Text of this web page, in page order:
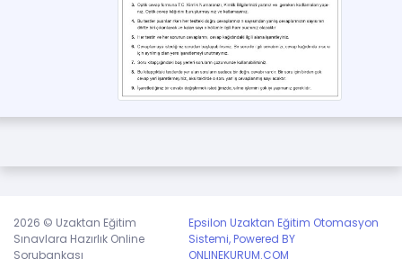
2026 © Uzaktan Eğitim
Sınavlara Hazırlık Online
Sorubankası
Epsilon Uzaktan Eğitim Otomasyon
Sistemi, Powered BY
ONLINEKURUM.COM